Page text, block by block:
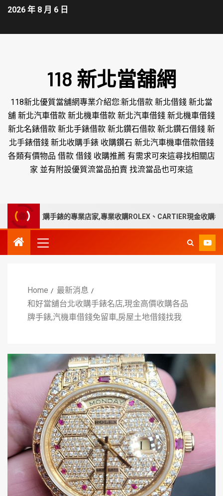
2026 年 8 月 6 日
118 新北當舖網
118新北優質當舖網專業介紹您:新北借款 新北借錢 新北當
舖 新北汽車借款 新北機車借款 新北汽車借錢 新北機車借錢
新北名錶借款 新北手錶借款 新北鑽石借款 新北鑽石借錢 新
北手錶借錢 新北收購手錶 收購鑽石 新北汽車機車借款借錢
各類有價物品 借款 借錢 收購推薦 有需求可來這尋找相關店
家 並有附設優質流當品拍賣 找流當品也可來這
購手錶的專業店家,專業收購ROLEX、CARTIER現金收購各品牌手錶
Home
最新消息
和好當舖台北收購手錶名店,現金高價收購各品
牌手錶,汽機車借錢免留車,房屋土地借錢找我